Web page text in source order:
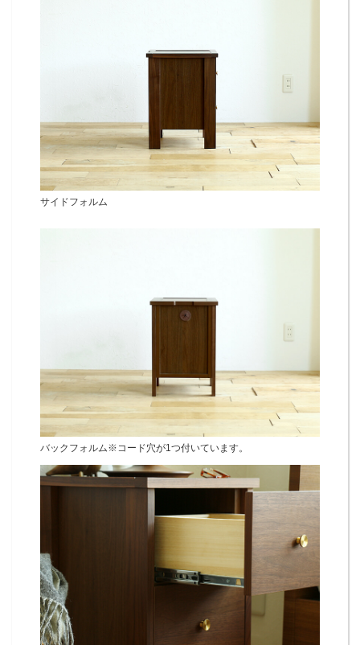
サイドフォルム
バックフォルム※コード穴が1つ付いています。